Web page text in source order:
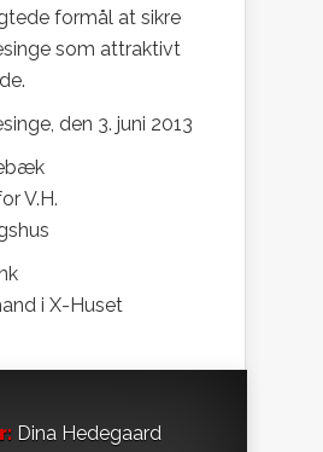
formål at sikre
som attraktivt
den 3. juni 2013
V.H.
i X-Huset
Dina Hedegaard